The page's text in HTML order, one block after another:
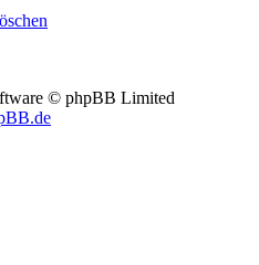
© phpBB Limited